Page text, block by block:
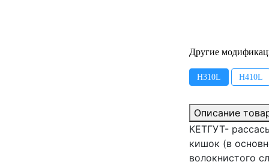
Другие
H310L H410L
Описание
КЕТГУТ-
кишок (в
волокнистого